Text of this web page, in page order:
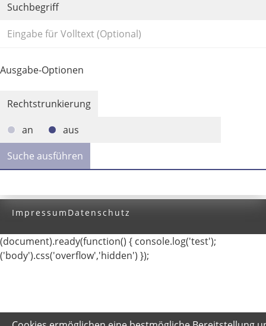
Suchbegriff
Ausgabe-Optionen
Rechtstrunkierung
an
aus
Impressum Datenschutz
(document).ready(function() { console.log('test');
('body').css('overflow','hidden') });